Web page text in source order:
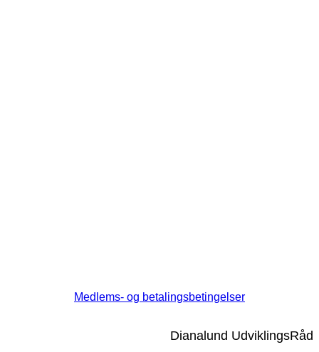
Medlems- og betalingsbetingelser
Dianalund UdviklingsRåd